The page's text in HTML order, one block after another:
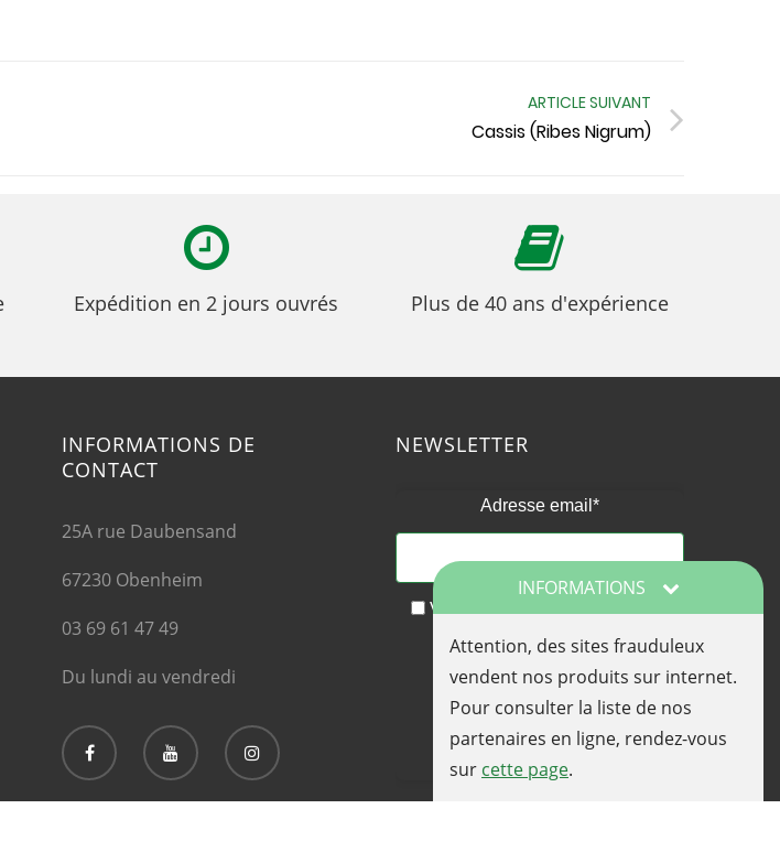
ARTICLE SUIVANT
Cassis (Ribes Nigrum)
Expédition en 2 jours ouvrés Plus de 40 ans d'expérience
INFORMATIONS DE
CONTACT
25A rue Daubensand
67230 Obenheim
03 69 61 47 49
Du lundi au vendredi
NEWSLETTER
Adresse email*
Vous acceptez de recevoir nos
actualités et nos offres
promotionnelles par email
INFORMATIONS
Attention, des sites frauduleux
vendent nos produits sur internet.
Pour consulter la liste de nos
partenaires en ligne, rendez-vous
sur cette page.